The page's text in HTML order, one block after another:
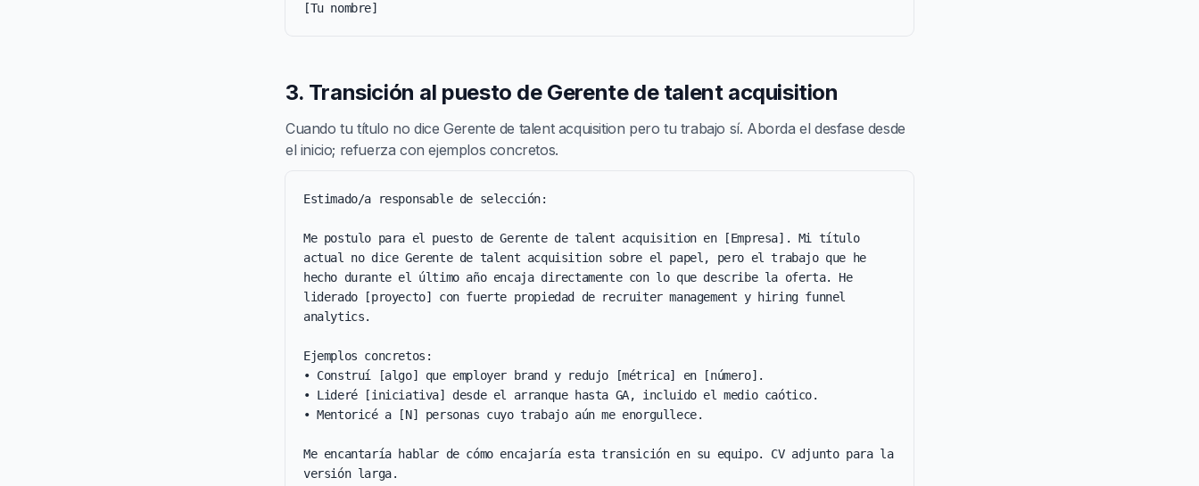
[Tu nombre]
3. Transición al puesto de Gerente de talent acquisition
Cuando tu título no dice Gerente de talent acquisition pero tu trabajo sí. Aborda el desfase desde
el inicio; refuerza con ejemplos concretos.
Estimado/a responsable de selección:
Me postulo para el puesto de Gerente de talent acquisition en [Empresa]. Mi título
actual no dice Gerente de talent acquisition sobre el papel, pero el trabajo que he
hecho durante el último año encaja directamente con lo que describe la oferta. He
liderado [proyecto] con fuerte propiedad de recruiter management y hiring funnel
analytics.
Ejemplos concretos:
• Construí [algo] que employer brand y redujo [métrica] en [número].
• Lideré [iniciativa] desde el arranque hasta GA, incluido el medio caótico.
• Mentoricé a [N] personas cuyo trabajo aún me enorgullece.
Me encantaría hablar de cómo encajaría esta transición en su equipo. CV adjunto para la
versión larga.